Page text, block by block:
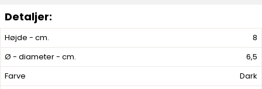
Højde - cm.
8
Ø - diameter - cm.
6,5
Farve
Dark